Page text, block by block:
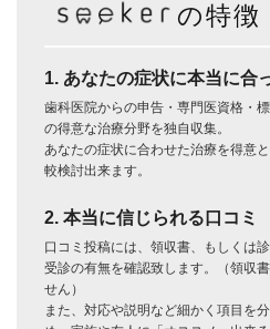
の特徴
1. あなたの症状に本当に合
歯科医院からの申告・専門医資格・
の得意な治療分野を独自収集。
あなたの症状に合わせた治療を得意
較検討出来ます。
2. 本当に信じられる口コミ
口コミ投稿には、領収書、もしくは
受診の有無を確認致します。（領収
せん）
また、対応や説明など細かく項目を